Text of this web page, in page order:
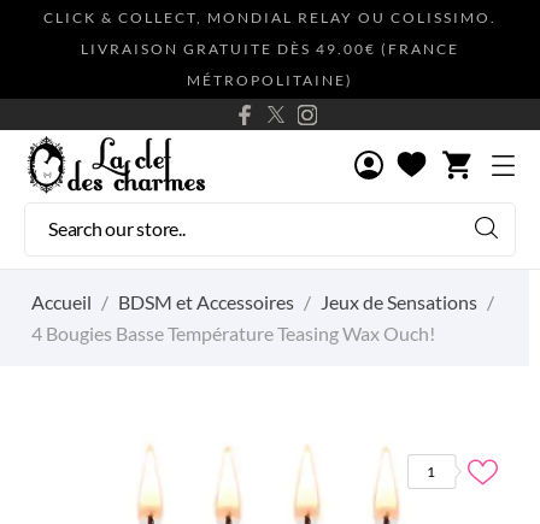
CLICK & COLLECT, MONDIAL RELAY OU COLISSIMO.
LIVRAISON GRATUITE DÈS 49.00€ (FRANCE
MÉTROPOLITAINE)
shopping_cart
Accueil BDSM et Accessoires
Jeux de Sensations
4 Bougies Basse Température Teasing Wax Ouch!
1